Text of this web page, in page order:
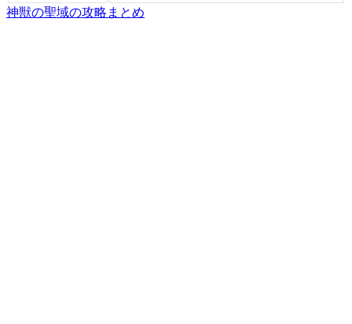
神獣の聖域の攻略まとめ